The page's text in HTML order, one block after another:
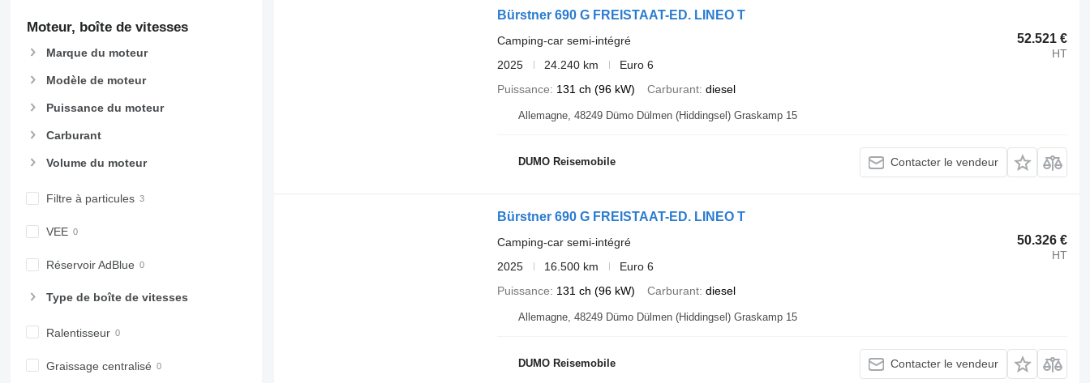
Moteur, boîte de vitesses
Marque du moteur
Modèle de moteur
Puissance du moteur
Carburant
Volume du moteur
Filtre à particules
VEE
Réservoir AdBlue
Type de boîte de vitesses
Ralentisseur
Graissage centralisé
Bürstner 690 G FREISTAAT-ED. LINEO T
52.521 €
HT
Camping-car semi-intégré
2025
24.240 km
Euro 6
Puissance
131 ch (96 kW) Carburant diesel
Allemagne, 48249 Dümo Dülmen (Hiddingsel) Graskamp 15
DUMO Reisemobile Contacter le vendeur
Bürstner 690 G FREISTAAT-ED. LINEO T
50.326 €
HT
Camping-car semi-intégré
2025
16.500 km
Euro 6
Puissance
131 ch (96 kW) Carburant diesel
Allemagne, 48249 Dümo Dülmen (Hiddingsel) Graskamp 15
DUMO Reisemobile Contacter le vendeur